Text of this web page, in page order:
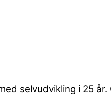
selvudvikling i 25 år.